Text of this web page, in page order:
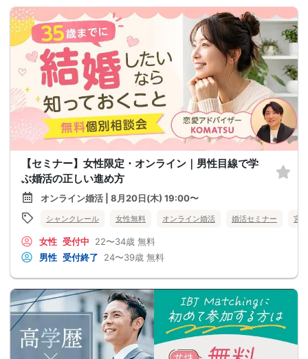
【セミナー】女性限定・オンライン｜男性目線で学
ぶ婚活の正しい進め方
オンライン婚活 | 8月20日(木) 19:00〜
シャンクレール 女性無料 オンライン婚活 婚活セミナー 宮
女性 受付中 22〜34歳 無料
男性 受付終了 24〜39歳 無料